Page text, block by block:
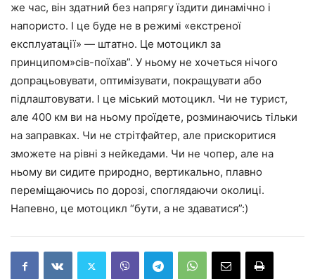
же час, він здатний без напрягу їздити динамічно і
напористо. І це буде не в режимі «екстреної
експлуатації» — штатно. Це мотоцикл за
принципом»сів-поїхав”. У ньому не хочеться нічого
допрацьовувати, оптимізувати, покращувати або
підлаштовувати. І це міський мотоцикл. Чи не турист,
але 400 км ви на ньому проїдете, розминаючись тільки
на заправках. Чи не стрітфайтер, але прискоритися
зможете на рівні з нейкедами. Чи не чопер, але на
ньому ви сидите природно, вертикально, плавно
переміщаючись по дорозі, споглядаючи околиці.
Напевно, це мотоцикл “бути, а не здаватися”:)